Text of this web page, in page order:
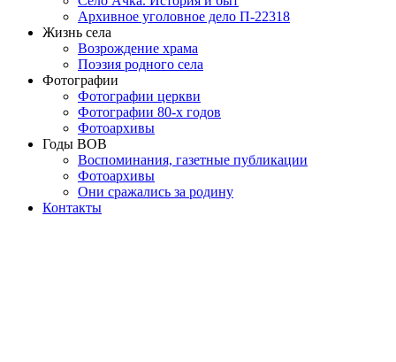
Архивное уголовное дело П-22318
Жизнь села
Возрождение храма
Поэзия родного села
Фотографии
Фотографии церкви
Фотографии 80-х годов
Фотоархивы
Годы ВОВ
Воспоминания, газетные публикации
Фотоархивы
Они сражались за родину
Контакты